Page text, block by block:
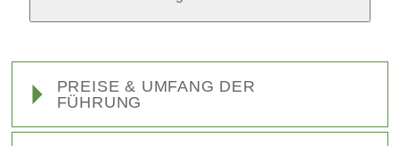
PREISE & UMFANG DER
FÜHRUNG